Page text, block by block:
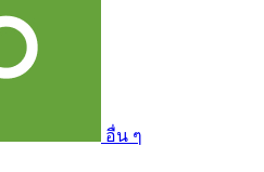
อื่น ๆ